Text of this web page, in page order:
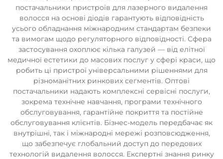
постачальники пристроїв для лазерного видалення
волосся на основі діодів гарантують відповідність
усього обладнання міжнародним стандартам безпеки
та вимогам щодо регуляторного відповідності. Сфера
застосування охоплює кілька галузей — від елітної
медичної естетики до масових послуг у сфері краси, що
робить ці пристрої універсальними рішеннями для
різноманітних ринкових сегментів. Оптові
постачальники надають комплексні сервісні послуги,
зокрема технічне навчання, програми технічного
обслуговування, гарантійне покриття та постійне
обслуговування клієнтів. Бізнес-модель передбачає як
внутрішні, так і міжнародні мережі розповсюдження,
що забезпечує глобальний доступ до передових
технологій видалення волосся. Експертні знання ринку